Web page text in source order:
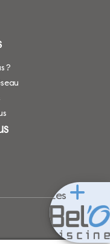
Les
?
Haut ↑